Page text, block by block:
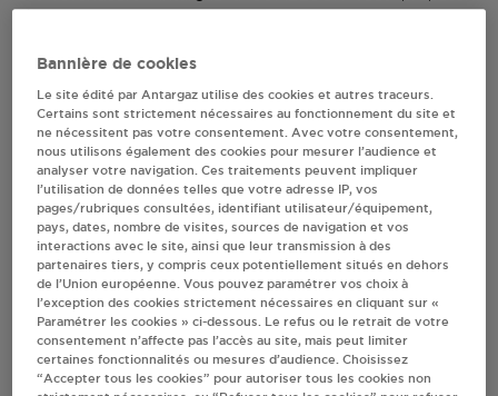
plus de 700 stations-services ainsi que des distributeurs
revendeurs Antargaz à COMBLOUX, l'adresse, le numéro de
bouteilles de gaz.
1 revendeur(s) Antargaz
à COMBLOUX
Villes
BRONDEX DENIS MR COMBLOUX
1541 RTE INTAGES
Bannière de cookies
Le site édité par Antargaz utilise des cookies et autres traceurs.
Certains sont strictement nécessaires au fonctionnement du site et
ne nécessitent pas votre consentement. Avec votre consentement,
nous utilisons également des cookies pour mesurer l’audience et
analyser votre navigation. Ces traitements peuvent impliquer
l’utilisation de données telles que votre adresse IP, vos
pages/rubriques consultées, identifiant utilisateur/équipement,
pays, dates, nombre de visites, sources de navigation et vos
interactions avec le site, ainsi que leur transmission à des
partenaires tiers, y compris ceux potentiellement situés en dehors
de l’Union européenne. Vous pouvez paramétrer vos choix à
l’exception des cookies strictement nécessaires en cliquant sur «
Paramétrer les cookies » ci-dessous. Le refus ou le retrait de votre
consentement n’affecte pas l’accès au site, mais peut limiter
certaines fonctionnalités ou mesures d’audience. Choisissez
“Accepter tous les cookies” pour autoriser tous les cookies non